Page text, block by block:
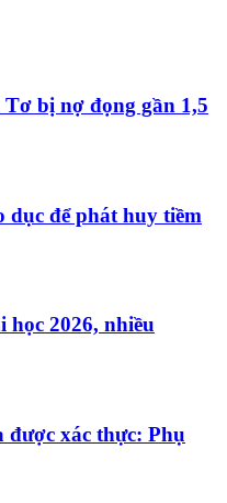
bị nợ đọng gần 1,5
để phát huy tiềm
học 2026, nhiều
được xác thực: Phụ